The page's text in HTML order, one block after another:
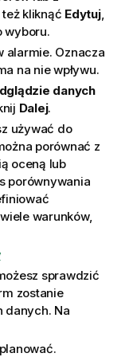
też kliknąć Edytuj,
wyboru.
alarmie. Oznacza
na nie wpływu.
danych
Dalej.
używać do
porównać z
oceną lub
porównywania
warunków,
sprawdzić
zostanie
danych. Na